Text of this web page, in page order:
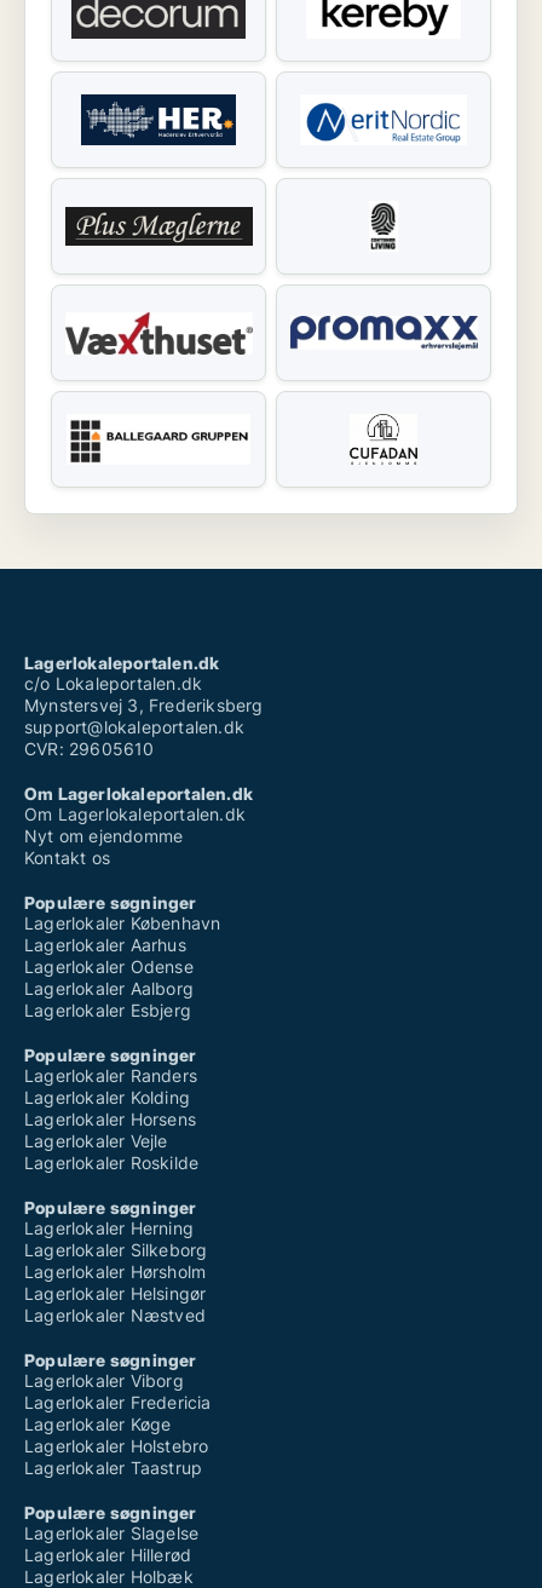
Lagerlokaleportalen.dk
c/o Lokaleportalen.dk
Mynstersvej 3, Frederiksberg
support@lokaleportalen.dk
CVR: 29605610
Om Lagerlokaleportalen.dk
Om Lagerlokaleportalen.dk
Nyt om ejendomme
Kontakt os
Populære søgninger
Lagerlokaler København
Lagerlokaler Aarhus
Lagerlokaler Odense
Lagerlokaler Aalborg
Lagerlokaler Esbjerg
Populære søgninger
Lagerlokaler Randers
Lagerlokaler Kolding
Lagerlokaler Horsens
Lagerlokaler Vejle
Lagerlokaler Roskilde
Populære søgninger
Lagerlokaler Herning
Lagerlokaler Silkeborg
Lagerlokaler Hørsholm
Lagerlokaler Helsingør
Lagerlokaler Næstved
Populære søgninger
Lagerlokaler Viborg
Lagerlokaler Fredericia
Lagerlokaler Køge
Lagerlokaler Holstebro
Lagerlokaler Taastrup
Populære søgninger
Lagerlokaler Slagelse
Lagerlokaler Hillerød
Lagerlokaler Holbæk